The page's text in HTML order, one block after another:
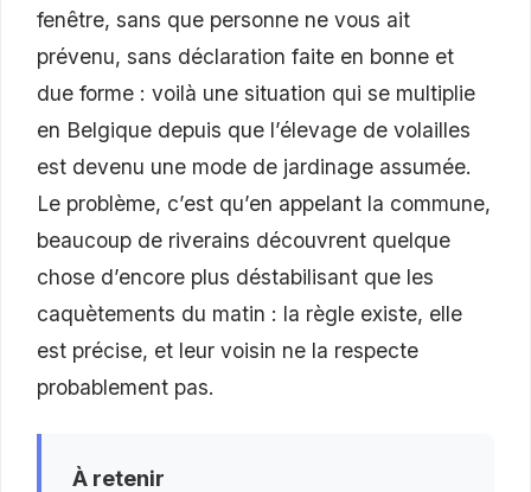
fenêtre, sans que personne ne vous ait
prévenu, sans déclaration faite en bonne et
due forme : voilà une situation qui se multiplie
en Belgique depuis que l’élevage de volailles
est devenu une mode de jardinage assumée.
Le problème, c’est qu’en appelant la commune,
beaucoup de riverains découvrent quelque
chose d’encore plus déstabilisant que les
caquètements du matin : la règle existe, elle
est précise, et leur voisin ne la respecte
probablement pas.
À retenir